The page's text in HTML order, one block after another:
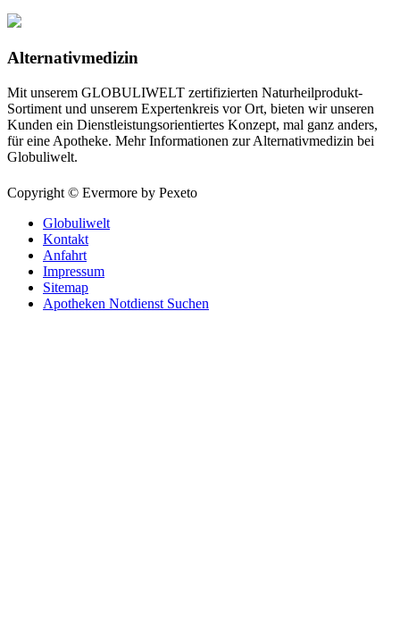
Alternativmedizin
Mit unserem GLOBULIWELT zertifizierten Naturheilprodukt-
Sortiment und unserem Expertenkreis vor Ort, bieten wir unseren
Kunden ein Dienstleistungsorientiertes Konzept, mal ganz anders,
für eine Apotheke. Mehr Informationen zur Alternativmedizin bei
Globuliwelt.
Copyright © Evermore by Pexeto
Globuliwelt
Kontakt
Anfahrt
Impressum
Sitemap
Apotheken Notdienst Suchen